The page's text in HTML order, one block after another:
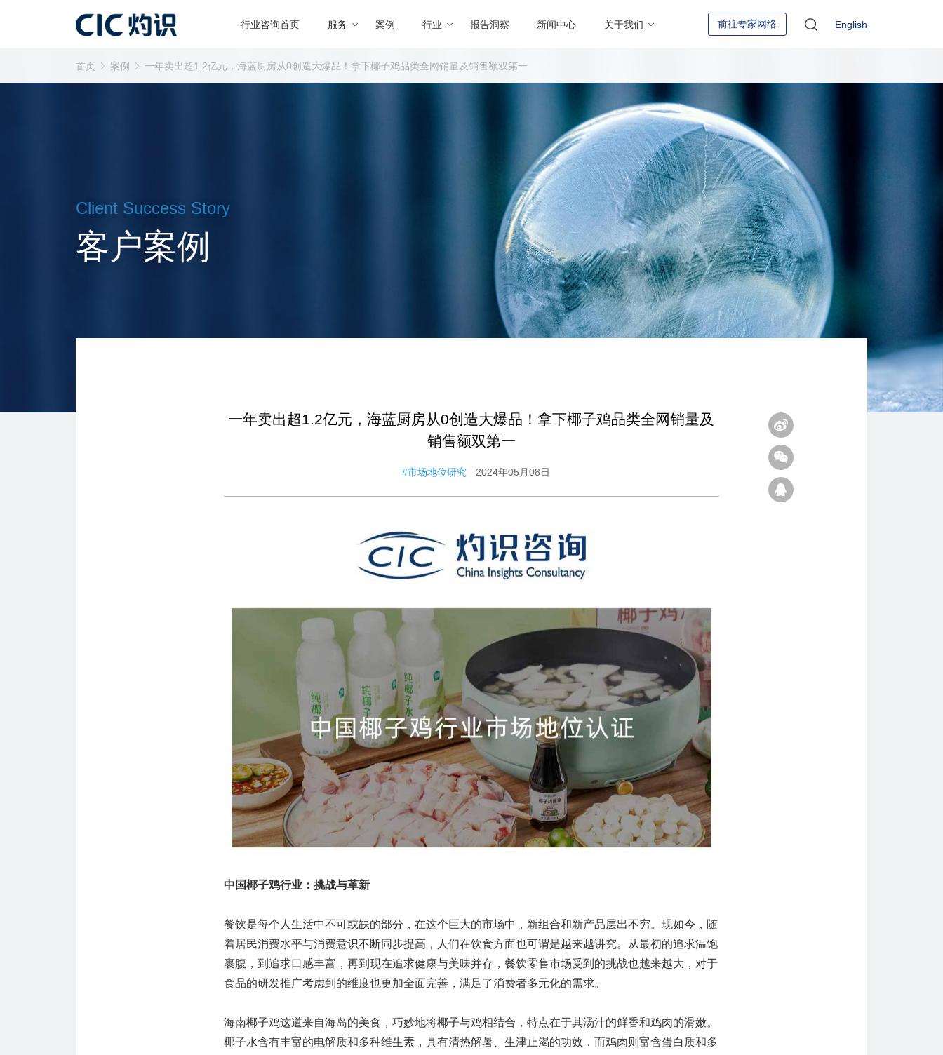
行业咨询首页 服务 案例 行业 报告洞察 新闻中心 关于我们 前往专家网络 English
Client Success Story
客户案例
首页 案例 一年卖出超1.2亿元，海蓝厨房从0创造大爆品！拿下椰子鸡品类全网销量及销售额双第一
一年卖出超1.2亿元，海蓝厨房从0创造大爆品！拿下椰子鸡品类全网销量及
销售额双第一
#市场地位研究 2024年05月08日
中国椰子鸡行业：挑战与革新
餐饮是每个人生活中不可或缺的部分，在这个巨大的市场中，新组合和新产品层出不穷。现如今，随
着居民消费水平与消费意识不断同步提高，人们在饮食方面也可谓是越来越讲究。从最初的追求温饱
裹腹，到追求口感丰富，再到现在追求健康与美味并存，餐饮零售市场受到的挑战也越来越大，对于
食品的研发推广考虑到的维度也更加全面完善，满足了消费者多元化的需求。
海南椰子鸡这道来自海岛的美食，巧妙地将椰子与鸡相结合，特点在于其汤汁的鲜香和鸡肉的滑嫩。
椰子水含有丰富的电解质和多种维生素，具有清热解暑、生津止渴的功效，而鸡肉则富含蛋白质和多